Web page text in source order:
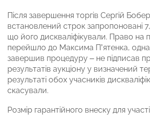
Після завершення торгів Сергій
встановлений строк запропоновані
що його дискваліфікували. Право на
перейшло до Максима Пʼятенка,
завершив процедуру – не підписав
результатів аукціону у визначений
результаті обох учасників
скасували.
Розмір гарантійного внеску для